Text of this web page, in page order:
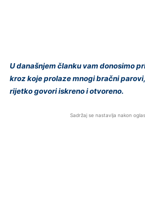
U današnjem članku vam donosimo
kroz koje prolaze mnogi bračni
rijetko govori iskreno i otvoreno.
Sadržaj se nastavlja nakon